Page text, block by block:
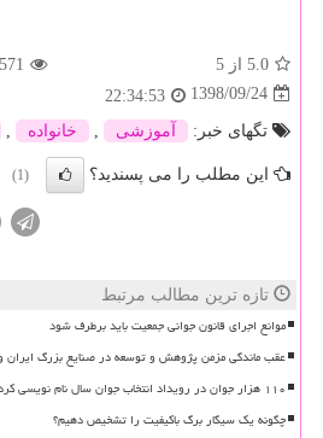
5.0 از 5
1398/09/24
22:34:53
تگهای خبر:
آموزشی خانواده
این مطلب را می پسندید؟ (1)
تازه ترین مطالب مرتبط
موانع اجرای قانون جوانی جمعیت باید برطرف شود
عقب ماندگی مزمن پژوهش و توسعه در صنایع بزرگ ایران و
۱۱۰ هزار جوان در رویداد انتخاب جوان سال نام نویسی کردند
چگونه یک سیگار برگ باکیفیت را تشخیص دهیم؟